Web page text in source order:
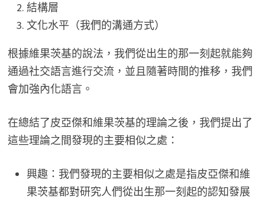
結構層
文化水平（我們的溝通方式）
根據維果茨基的說法，我們從出生的那一刻起就能夠
通過社交語言進行交流，並且隨著時間的推移，我們
會加強內化語言。
在總結了皮亞傑和維果茨基的理論之後，我們提出了
這些理論之間發現的主要相似之處：
興趣：我們發現的主要相似之處是指皮亞傑和維
果茨基都對研究人們從出生那一刻起的認知發展